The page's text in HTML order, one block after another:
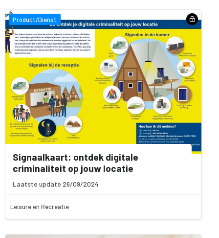
Product/Dienst
Signaalkaart: ontdek digitale
criminaliteit op jouw locatie
Laatste update 26/09/2024
Leisure en Recreatie